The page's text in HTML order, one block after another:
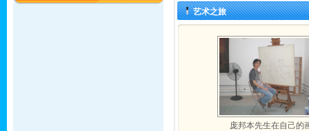
艺术之旅
庞邦本先生在自己的